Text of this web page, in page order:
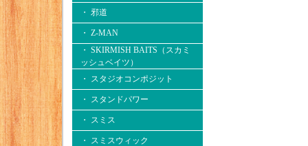
・ 邪道
・ Z-MAN
・ SKIRMISH BAITS（スカミ
ッシュベイツ）
・ スタジオコンポジット
・ スタンドパワー
・ スミス
・ スミスウィック